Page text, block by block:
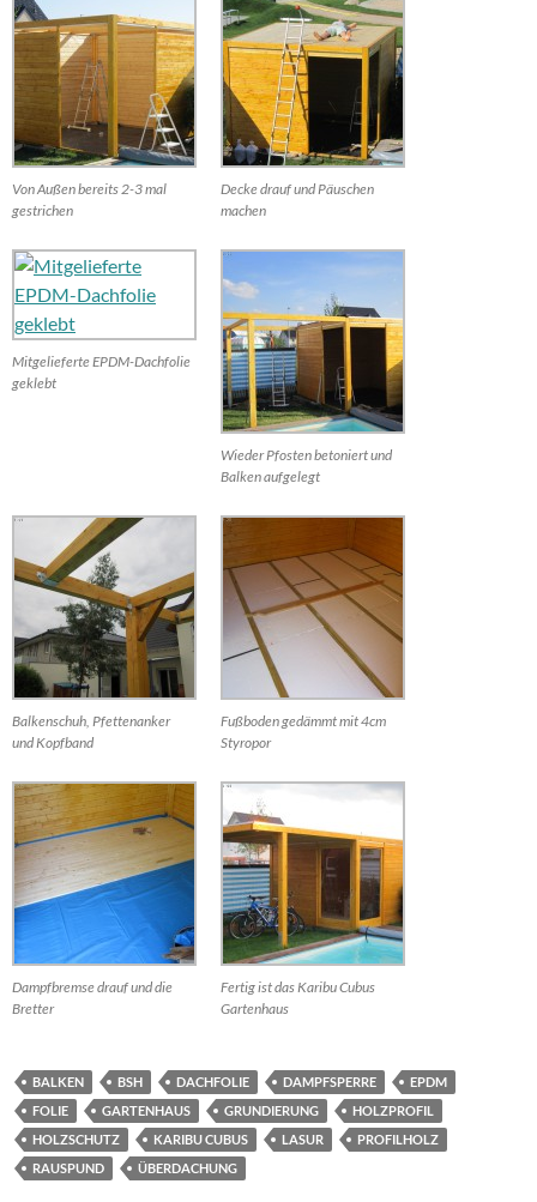
Von Außen bereits 2-3 mal
gestrichen
Decke drauf und Päuschen
machen
Mitgelieferte EPDM-Dachfolie
geklebt
Wieder Pfosten betoniert und
Balken aufgelegt
Balkenschuh, Pfettenanker
und Kopfband
Fußboden gedämmt mit 4cm
Styropor
Dampfbremse drauf und die
Bretter
Fertig ist das Karibu Cubus
Gartenhaus
BALKEN BSH DACHFOLIE DAMPFSPERRE
EPDM
FOLIE
GARTENHAUS GRUNDIERUNG
HOLZPROFIL
HOLZSCHUTZ
KARIBU CUBUS LASUR
PROFILHOLZ
RAUSPUND
ÜBERDACHUNG